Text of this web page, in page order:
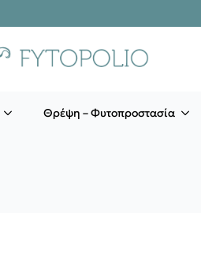
Θρέψη – Φυτοπροστασία